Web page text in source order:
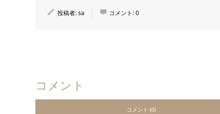
投稿者:sa コメント:0
コメント
コメント (0)